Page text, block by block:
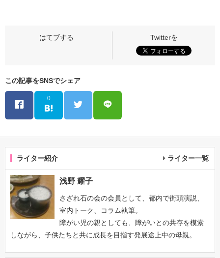
この記事をSNSでシェア
0
ライター紹介 ライター一覧
浅野 耀子
さざれ石の会の会員として、都内で街頭演説、
室内トーク、コラム執筆。
障がい児の親としても、障がいとの共存を模索
しながら、子供たちと共に成長を目指す発展途上中の母親。